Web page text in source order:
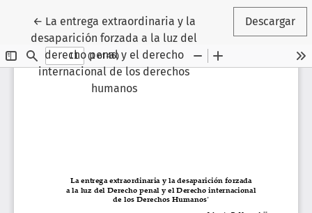
← Volver a los detalles del artículo
La entrega extraordinaria y la
desaparición forzada a la luz del
derecho penal y el derecho
internacional de los derechos
humanos
Descargar